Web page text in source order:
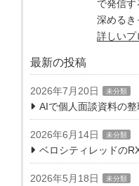
で発信
深めるき
詳しいプ
最新の投稿
2026年7月20日 未分類
AIで個人面談資料の整
2026年6月14日 未分類
ベロシティレッドの
2026年5月18日 未分類